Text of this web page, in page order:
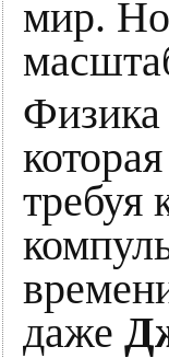
мир. Но
Физика
требуя
даже